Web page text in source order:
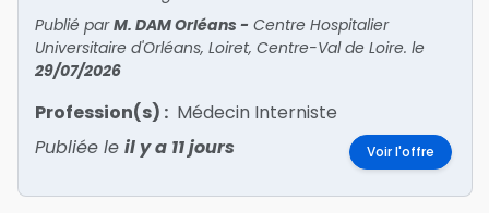
Publié parM. DAM Orléans - Centre Hospitalier
Universitaire d'Orléans, Loiret, Centre-Val de Loire. le
29/07/2026
Profession(s) : Médecin Interniste
Publiée le il y a 11 jours Voir l'offre